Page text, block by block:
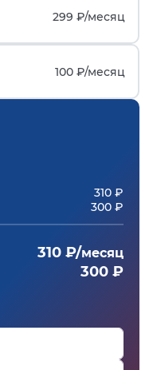
299 ₽/месяц
100 ₽/месяц
310 ₽
300 ₽
310 ₽/месяц
300 ₽